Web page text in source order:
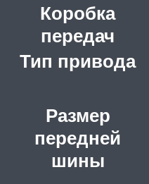
Коробка
передач
Тип привода
Размер
передней
шины